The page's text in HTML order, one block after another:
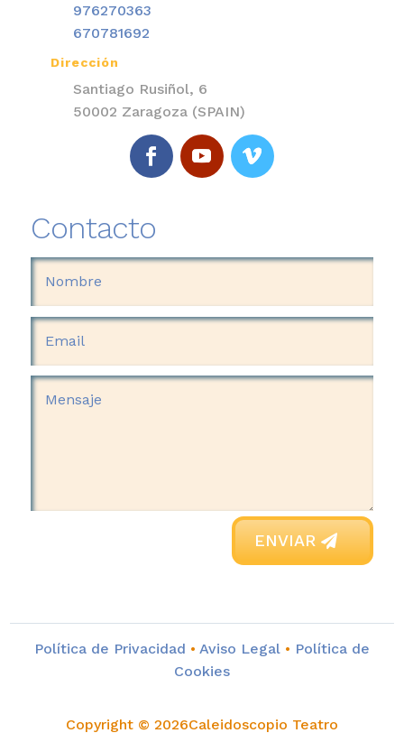
976270363
670781692
Dirección
Santiago Rusiñol, 6
50002 Zaragoza (SPAIN)
Contacto
ENVIAR
Política de Privacidad • Aviso Legal • Política de
Cookies
Copyright © 2026Caleidoscopio Teatro